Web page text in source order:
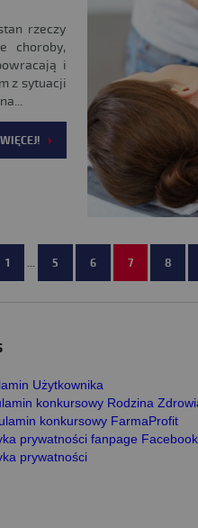
rzeczy
choroby,
i
z sytuacji
1 ... 5 6 7 8
Użytkownika
konkursowy Rodzina
konkursowy FarmaProfit
prywatności fanpage Facebook
prywatności